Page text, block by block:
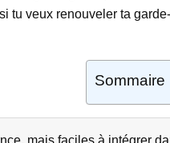
tu veux renouveler ta
Sommaire
mais faciles à intégrer